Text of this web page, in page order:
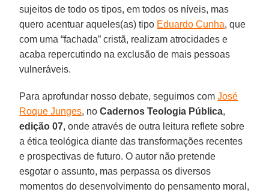
sujeitos de todo os tipos, em todos os níveis, mas
quero acentuar aqueles(as) tipo Eduardo Cunha, que
com uma “fachada” cristã, realizam atrocidades e
acaba repercutindo na exclusão de mais pessoas
vulneráveis.
Para aprofundar nosso debate, seguimos comJosé
Roque Junges, noCadernos Teologia Pública,
edição 07, onde através de outra leitura reflete sobre
a ética teológica diante das transformações recentes
e prospectivas de futuro. O autor não pretende
esgotar o assunto, mas perpassa os diversos
momentos do desenvolvimento do pensamento moral,